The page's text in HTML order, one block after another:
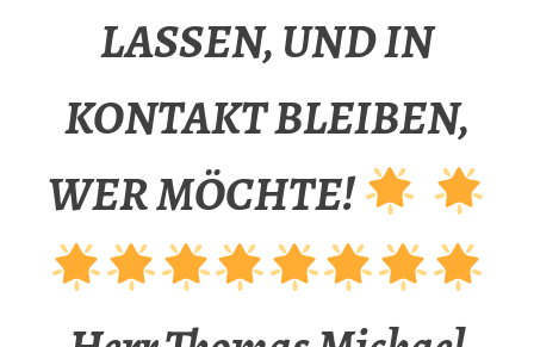
LASSEN, UND IN
KONTAKT BLEIBEN,
WER MÖCHTE!